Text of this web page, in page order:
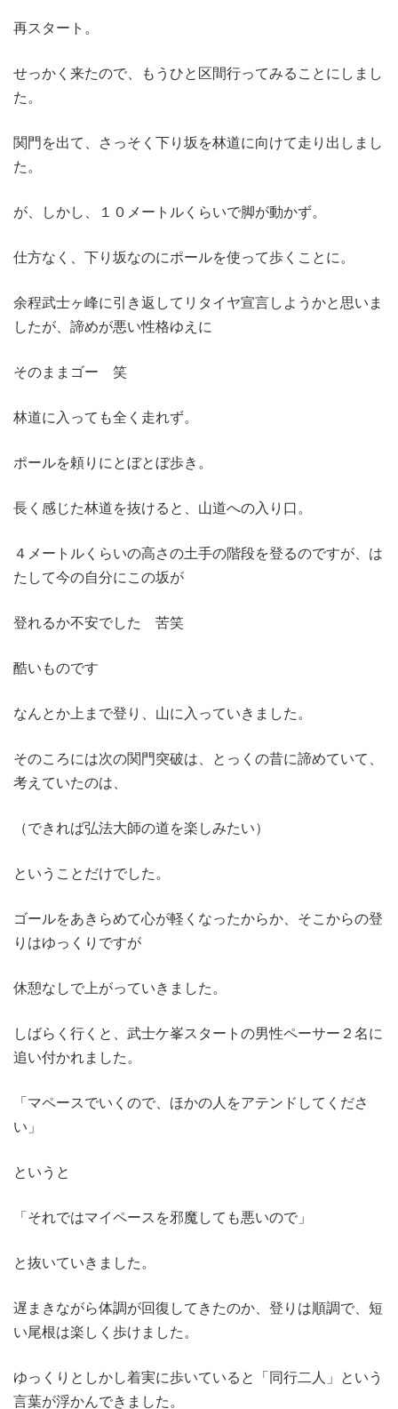
再スタート。
せっかく来たので、もうひと区間行ってみることにしまし
た。
関門を出て、さっそく下り坂を林道に向けて走り出しまし
た。
が、しかし、１０メートルくらいで脚が動かず。
仕方なく、下り坂なのにポールを使って歩くことに。
余程武士ヶ峰に引き返してリタイヤ宣言しようかと思いま
したが、諦めが悪い性格ゆえに
そのままゴー 笑
林道に入っても全く走れず。
ポールを頼りにとぼとぼ歩き。
長く感じた林道を抜けると、山道への入り口。
４メートルくらいの高さの土手の階段を登るのですが、は
たして今の自分にこの坂が
登れるか不安でした 苦笑
酷いものです
なんとか上まで登り、山に入っていきました。
そのころには次の関門突破は、とっくの昔に諦めていて、
考えていたのは、
（できれば弘法大師の道を楽しみたい）
ということだけでした。
ゴールをあきらめて心が軽くなったからか、そこからの登
りはゆっくりですが
休憩なしで上がっていきました。
しばらく行くと、武士ケ峯スタートの男性ペーサー２名に
追い付かれました。
「マペースでいくので、ほかの人をアテンドしてくださ
い」
というと
「それではマイペースを邪魔しても悪いので」
と抜いていきました。
遅まきながら体調が回復してきたのか、登りは順調で、短
い尾根は楽しく歩けました。
ゆっくりとしかし着実に歩いていると「同行二人」という
言葉が浮かんできました。